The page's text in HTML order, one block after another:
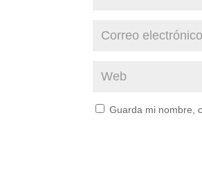
Guarda mi nombre,